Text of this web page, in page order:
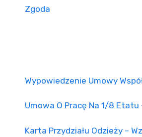
Zgoda
Wypowiedzenie Umowy
Umowa O Pracę Na 1/8 Etatu
Karta Przydziału Odzieży –